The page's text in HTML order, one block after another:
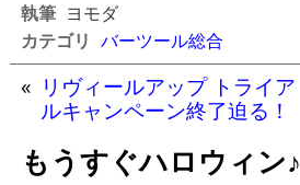
執筆 ヨモダ
カテゴリ バーツール総合
« リヴィールアップ トライア
ルキャンペーン終了迫る！
もうすぐハロウィン♪